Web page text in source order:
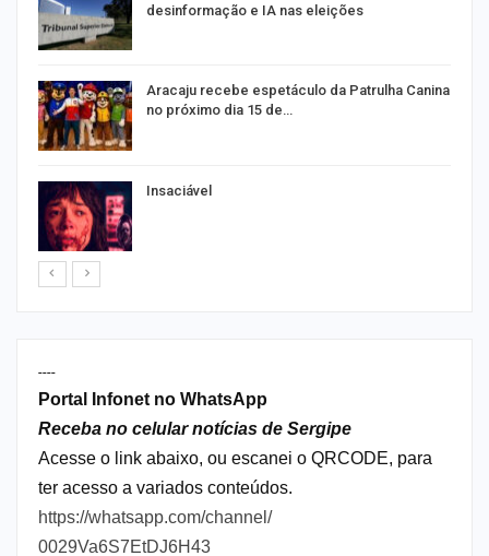
desinformação e IA nas eleições
Aracaju recebe espetáculo da Patrulha Canina
no próximo dia 15 de…
Insaciável
----
Portal Infonet no WhatsApp
Receba no celular notícias de Sergipe
Acesse o link abaixo, ou escanei o QRCODE, para
ter acesso a variados conteúdos.
https://whatsapp.com/channel/
0029Va6S7EtDJ6H43